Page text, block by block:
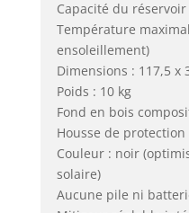
Capacité du
Température
ensoleillement)
Dimensions : 117,5 x
Poids : 10 kg
Fond en bois
Housse de
Couleur : noir
solaire)
Aucune pile ni